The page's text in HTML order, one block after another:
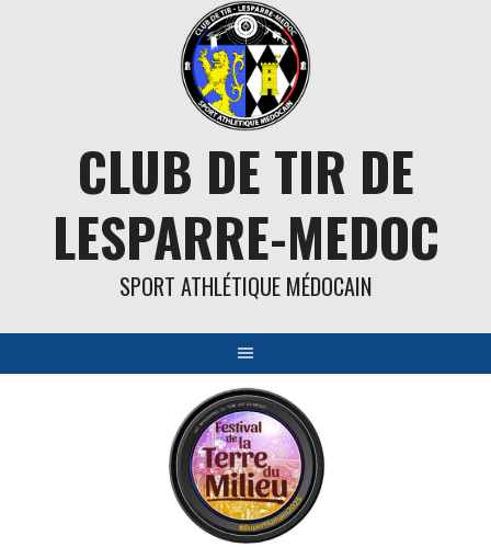
CLUB DE TIR DE
LESPARRE-MEDOC
SPORT ATHLÉTIQUE MÉDOCAIN